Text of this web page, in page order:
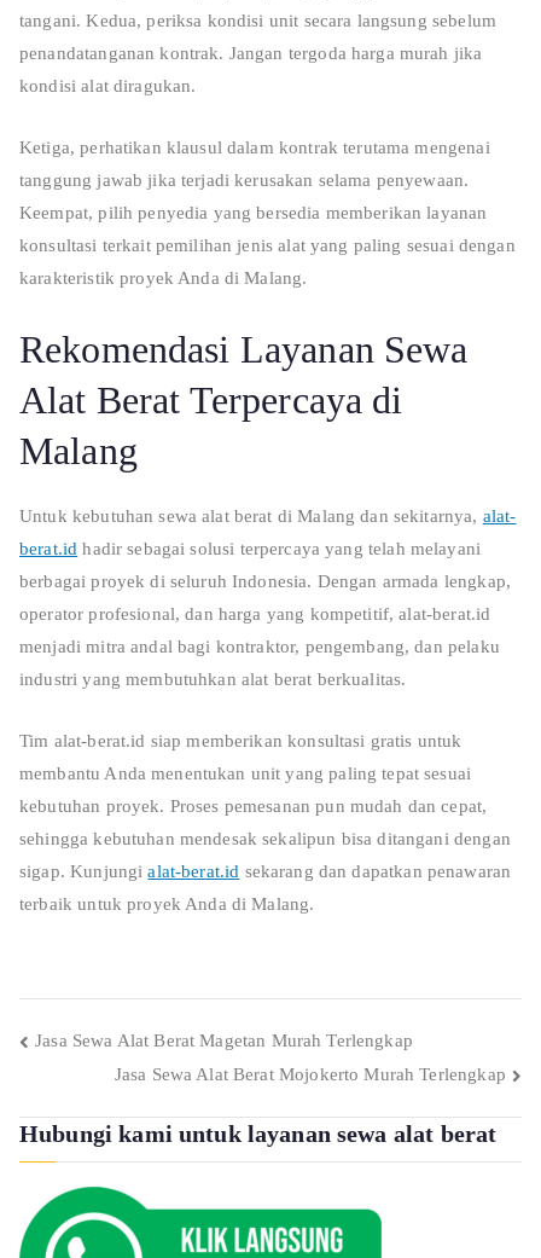
tangani. Kedua, periksa kondisi unit secara langsung sebelum
penandatanganan kontrak. Jangan tergoda harga murah jika
kondisi alat diragukan.
Ketiga, perhatikan klausul dalam kontrak terutama mengenai
tanggung jawab jika terjadi kerusakan selama penyewaan.
Keempat, pilih penyedia yang bersedia memberikan layanan
konsultasi terkait pemilihan jenis alat yang paling sesuai dengan
karakteristik proyek Anda di Malang.
Rekomendasi Layanan Sewa
Alat Berat Terpercaya di
Malang
Untuk kebutuhan sewa alat berat di Malang dan sekitarnya, alat-
berat.id hadir sebagai solusi terpercaya yang telah melayani
berbagai proyek di seluruh Indonesia. Dengan armada lengkap,
operator profesional, dan harga yang kompetitif, alat-berat.id
menjadi mitra andal bagi kontraktor, pengembang, dan pelaku
industri yang membutuhkan alat berat berkualitas.
Tim alat-berat.id siap memberikan konsultasi gratis untuk
membantu Anda menentukan unit yang paling tepat sesuai
kebutuhan proyek. Proses pemesanan pun mudah dan cepat,
sehingga kebutuhan mendesak sekalipun bisa ditangani dengan
sigap. Kunjungialat-berat.id sekarang dan dapatkan penawaran
terbaik untuk proyek Anda di Malang.
Post
Jasa Sewa Alat Berat Magetan Murah Terlengkap
Jasa Sewa Alat Berat Mojokerto Murah Terlengkap
Hubungi kami untuk layanan sewa alat berat